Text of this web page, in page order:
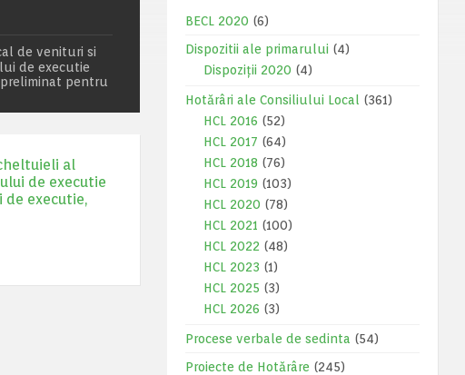
de venituri si
de executie
pentru
al
de executie
executie,
BECL 2020 (6)
Dispozitii ale primarului (4)
Dispoziții 2020 (4)
Hotărâri ale Consiliului Local
(361)
HCL 2016 (52)
HCL 2017 (64)
HCL 2018 (76)
HCL 2019 (103)
HCL 2020 (78)
HCL 2021 (100)
HCL 2022 (48)
HCL 2023 (1)
HCL 2025 (3)
HCL 2026 (3)
Procese verbale de sedinta (54)
Proiecte de Hotărâre (245)